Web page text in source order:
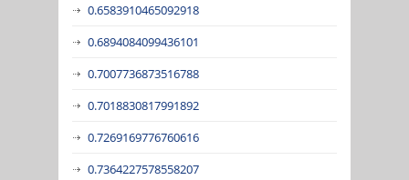
0.6583910465092918
0.6894084099436101
0.7007736873516788
0.7018830817991892
0.7269169776760616
0.7364227578558207